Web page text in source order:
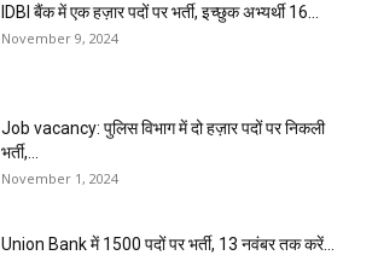
IDBI बैंक में एक हज़ार पदों पर भर्ती, इच्छुक अभ्यर्थी 16...
November 9, 2024
Job vacancy: पुलिस विभाग में दो हज़ार पदों पर निकली
भर्ती,...
November 1, 2024
Union Bank में 1500 पदों पर भर्ती, 13 नवंबर तक करें...